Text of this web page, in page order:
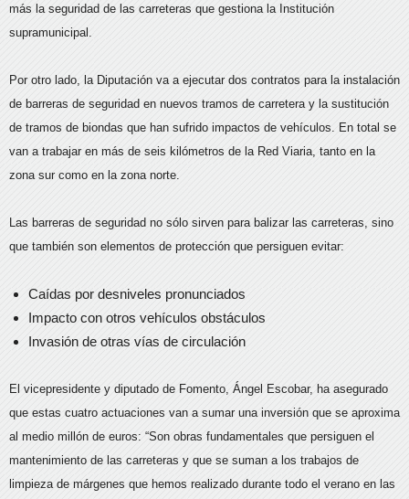
más la seguridad de las carreteras que gestiona la Institución
supramunicipal.
Por otro lado, la Diputación va a ejecutar dos contratos para la instalación
de barreras de seguridad en nuevos tramos de carretera y la sustitución
de tramos de biondas que han sufrido impactos de vehículos. En total se
van a trabajar en más de seis kilómetros de la Red Viaria, tanto en la
zona sur como en la zona norte.
Las barreras de seguridad no sólo sirven para balizar las carreteras, sino
que también son elementos de protección que persiguen evitar:
Caídas por desniveles pronunciados
Impacto con otros vehículos obstáculos
Invasión de otras vías de circulación
El vicepresidente y diputado de Fomento, Ángel Escobar, ha asegurado
que estas cuatro actuaciones van a sumar una inversión que se aproxima
al medio millón de euros: “Son obras fundamentales que persiguen el
mantenimiento de las carreteras y que se suman a los trabajos de
limpieza de márgenes que hemos realizado durante todo el verano en las